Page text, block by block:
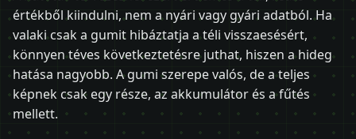
értékből kiindulni, nem a nyári vagy gyári adatból. Ha
valaki csak a gumit hibáztatja a téli visszaesésért,
könnyen téves következtetésre juthat, hiszen a hideg
hatása nagyobb. A gumi szerepe valós, de a teljes
képnek csak egy része, az akkumulátor és a fűtés
mellett.